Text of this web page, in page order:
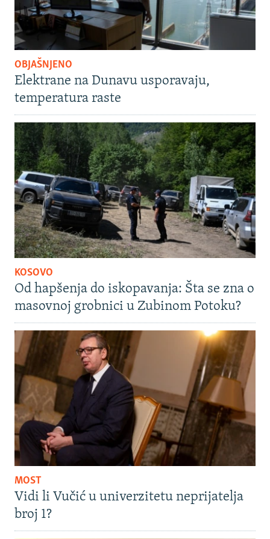
OBJAŠNJENO
Elektrane na Dunavu usporavaju,
temperatura raste
KOSOVO
Od hapšenja do iskopavanja: Šta se zna o
masovnoj grobnici u Zubinom Potoku?
MOST
Vidi li Vučić u univerzitetu neprijatelja
broj 1?